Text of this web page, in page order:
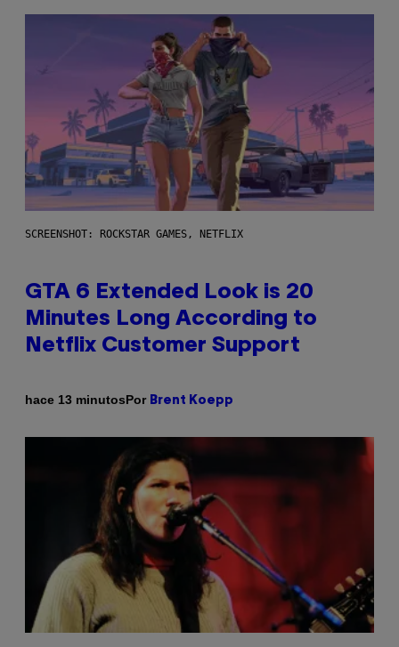
SCREENSHOT: ROCKSTAR GAMES, NETFLIX
GTA 6 Extended Look is 20
Minutes Long According to
Netflix Customer Support
hace 13 minutosPor Brent Koepp